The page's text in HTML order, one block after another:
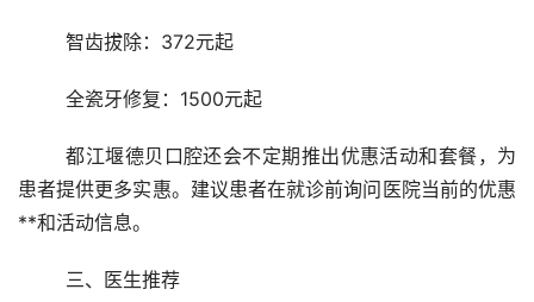
	智齿拔除：372元起
	全瓷牙修复：1500元起
	都江堰德贝口腔还会不定期推出优惠活动和套餐，为
患者提供更多实惠。建议患者在就诊前询问医院当前的优惠
**和活动信息。
	三、医生推荐